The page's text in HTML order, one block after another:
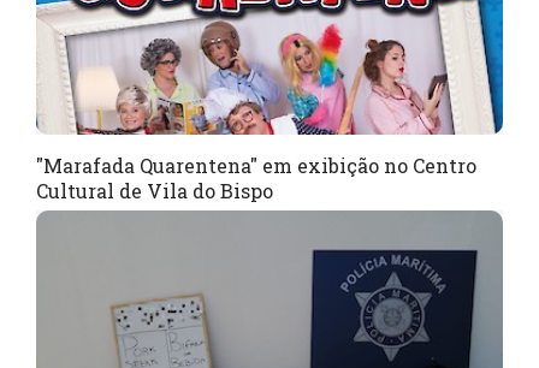
"Marafada Quarentena" em exibição no Centro
Cultural de Vila do Bispo